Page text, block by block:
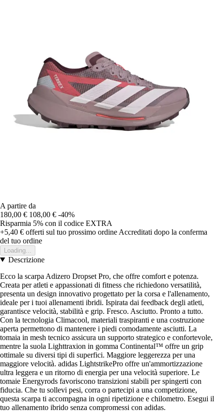
A partire da
180,00 € 108,00 € -40%
Risparmia 5% con il codice EXTRA
+5,40 € offerti sul tuo prossimo ordine Accreditati dopo la conferma
del tuo ordine
Loading...
Descrizione
Ecco la scarpa Adizero Dropset Pro, che offre comfort e potenza.
Creata per atleti e appassionati di fitness che richiedono versatilità,
presenta un design innovativo progettato per la corsa e l'allenamento,
ideale per i tuoi allenamenti ibridi. Ispirata dai feedback degli atleti,
garantisce velocità, stabilità e grip. Fresco. Asciutto. Pronto a tutto.
Con la tecnologia Climacool, materiali traspiranti e una costruzione
aperta permettono di mantenere i piedi comodamente asciutti. La
tomaia in mesh tecnico assicura un supporto strategico e confortevole,
mentre la suola Lighttraxion in gomma Continental™ offre un grip
ottimale su diversi tipi di superfici. Maggiore leggerezza per una
maggiore velocità. adidas LightstrikePro offre un'ammortizzazione
ultra leggera e un ritorno di energia per una velocità superiore. Le
tomaie Energyrods favoriscono transizioni stabili per spingerti con
fiducia. Che tu sollevi pesi, corra o partecipi a una competizione,
questa scarpa ti accompagna in ogni ripetizione e chilometro. Esegui il
tuo allenamento ibrido senza compromessi con adidas.